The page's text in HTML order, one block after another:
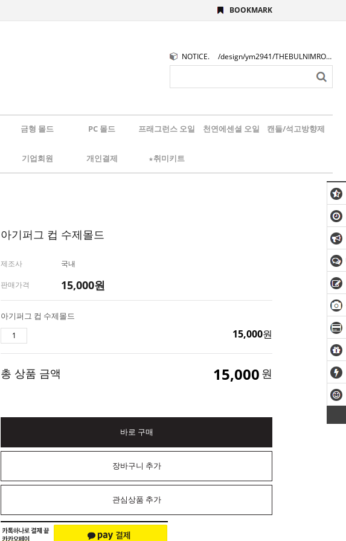
BOOKMARK
NOTICE. /design/ym2941/THEBULNIMROGO.png
금형 몰드 PC 몰드 프래그런스 오일 천연에센셜 오일 캔들/석고방향제
기업회원 개인결제 ★취미키트
아기퍼그 컵 수제몰드
제조사 국내
판매가격 15,000원
아기퍼그 컵 수제몰드
15,000원
총 상품 금액 15,000 원
바로 구매
장바구니 추가
관심상품 추가